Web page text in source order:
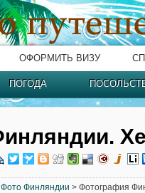
ОФОРМИТЬ ВИЗУ
ПОГОДА
Фото Финляндии > Фотография